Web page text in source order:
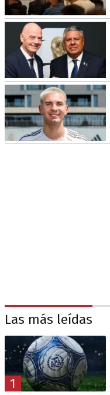
Las más leídas
1